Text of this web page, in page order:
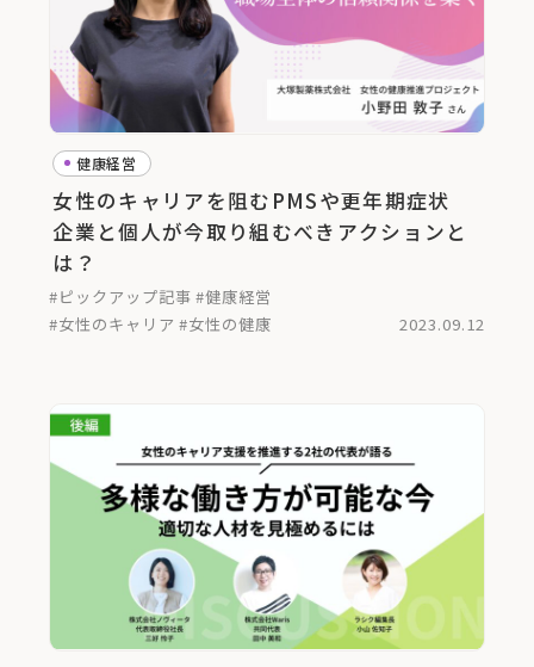
健康経営
女性のキャリアを阻むPMSや更年期症状
企業と個人が今取り組むべきアクションと
は？
#ピックアップ記事 #健康経営
#女性のキャリア #女性の健康 2023.09.12